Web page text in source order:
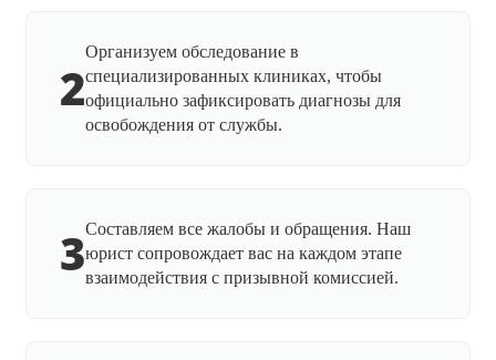
2
Организуем обследование в
специализированных клиниках, чтобы
официально зафиксировать диагнозы для
освобождения от службы.
3Составляем все жалобы и обращения. Наш
юрист сопровождает вас на каждом этапе
взаимодействия с призывной комиссией.